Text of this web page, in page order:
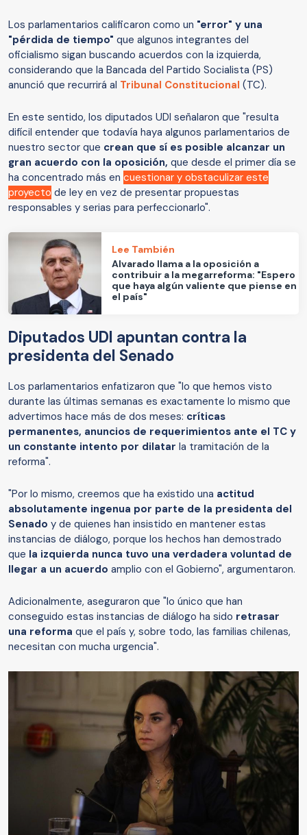
Los parlamentarios calificaron como un "error" y una
"pérdida de tiempo" que algunos integrantes del
oficialismo sigan buscando acuerdos con la izquierda,
considerando que la Bancada del Partido Socialista (PS)
anunció que recurrirá al Tribunal Constitucional (TC).
En este sentido, los diputados UDI señalaron que "resulta
difícil entender que todavía haya algunos parlamentarios de
nuestro sector que crean que sí es posible alcanzar un
gran acuerdo con la oposición, que desde el primer día se
ha concentrado más en cuestionar y obstaculizar este
proyecto de ley en vez de presentar propuestas
responsables y serias para perfeccionarlo".
Lee También
Alvarado llama a la oposición a
contribuir a la megarreforma: "Espero
que haya algún valiente que piense en
el país"
Diputados UDI apuntan contra la
presidenta del Senado
Los parlamentarios enfatizaron que "lo que hemos visto
durante las últimas semanas es exactamente lo mismo que
advertimos hace más de dos meses: críticas
permanentes, anuncios de requerimientos ante el TC y
un constante intento por dilatar la tramitación de la
reforma".
"Por lo mismo, creemos que ha existido una actitud
absolutamente ingenua por parte de la presidenta del
Senado y de quienes han insistido en mantener estas
instancias de diálogo, porque los hechos han demostrado
que la izquierda nunca tuvo una verdadera voluntad de
llegar a un acuerdo amplio con el Gobierno", argumentaron.
Adicionalmente, aseguraron que "lo único que han
conseguido estas instancias de diálogo ha sido retrasar
una reforma que el país y, sobre todo, las familias chilenas,
necesitan con mucha urgencia".